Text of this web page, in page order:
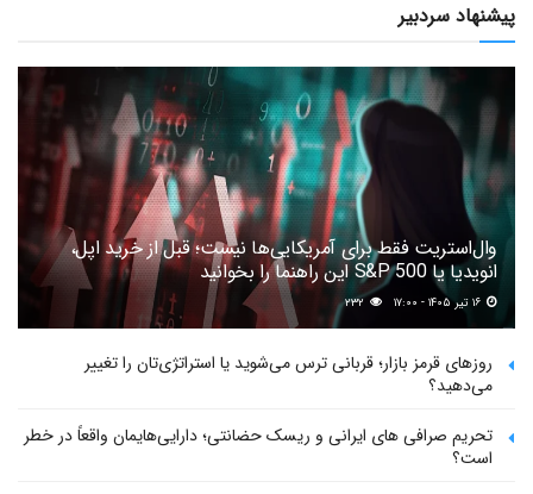
پیشنهاد سردبیر
وال‌استریت فقط برای آمریکایی‌ها نیست؛ قبل از خرید اپل،
انویدیا یا S&P 500 این راهنما را بخوانید
۲۳۲
روزهای قرمز بازار؛ قربانی ترس می‌شوید یا استراتژی‌تان را تغییر
می‌دهید؟
تحریم صرافی های ایرانی و ریسک حضانتی؛ دارایی‌هایمان واقعاً در خطر
است؟